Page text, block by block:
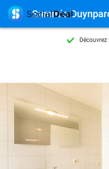
+ de 10
Disponible
+ de 10
 Summio Duynparc De